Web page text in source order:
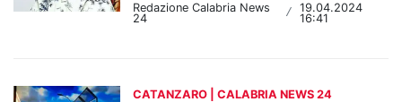
Redazione Calabria News
24
/ 19.04.2024
16:41
CATANZARO | CALABRIA NEWS 24